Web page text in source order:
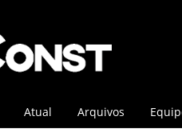
Atual Arquivos